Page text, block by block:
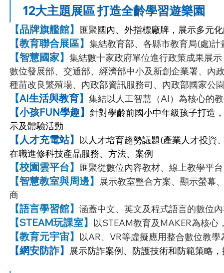
12大主題展區 打造全齡學習遊樂園
【品牌旗艦館】 匯聚國內、外指標廠牌， 展示多元
【教育聯合展區】 集結教育部、各縣市教育局(處)
【智慧國家】 集結數十家政府單位進行政策成果展
數位發展部、交通部、經濟部中小及新創企業署、內
種苗改良繁殖場、內政部資訊服務司、內政部國家公
【AI生活與教育】 集結以人工智慧（AI）為核心的
【小孩FUN學趣】 針對學齡前國小中年級孩子打造
示及體驗活動
【人才充電站】 以人才培育趨勢議題(產業人才投資
在職進修科技產品服務、方法、案例
【校園雲平台】 匯聚從數位內容教材、線上教學平
【智慧教室與周邊】
展示教室整合方案、顯示螢幕
商
【語言學習館】 涵蓋中文、英文及程式語言的數位
【STEAM玩課室】 以STEAM教育及MAKER為核心
【教育元宇宙】 以AR、VR等虛擬應用整合數位教學
【網安防詐】 展示防詐案例、防護技術和防範策略